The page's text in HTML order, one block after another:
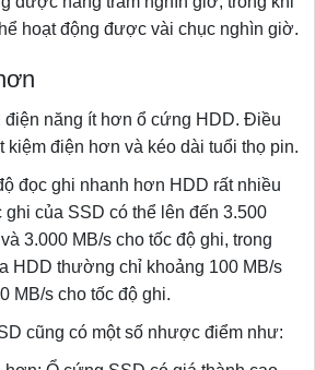
hoạt động được vài chục nghìn giờ.
điện năng ít hơn ổ cứng HDD. Điều
kiệm điện hơn và kéo dài tuổi thọ pin.
đọc ghi nhanh hơn HDD rất nhiều
ghi của SSD có thể lên đến 3.500
3.000 MB/s cho tốc độ ghi, trong
HDD thường chỉ khoảng 100 MB/s
MB/s cho tốc độ ghi.
cũng có một số nhược điểm như: